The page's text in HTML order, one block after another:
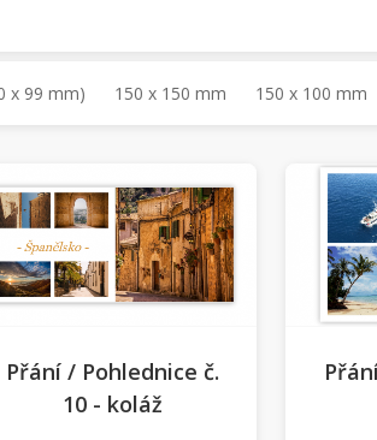
x 99 mm) 150 x 150 mm 150 x 100 mm
Přání / Pohlednice č.
10 - koláž